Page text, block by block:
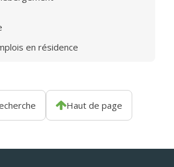
en résidence
Haut de page